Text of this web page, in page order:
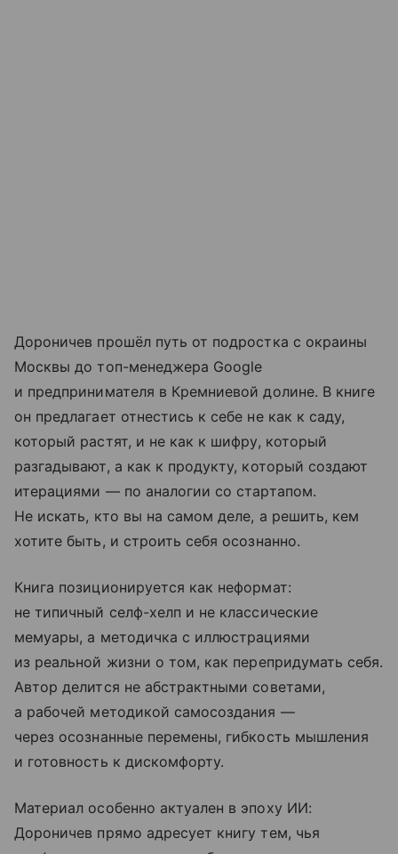
Дороничев прошёл путь от подростка с окраины
Москвы до топ-менеджера Google
и предпринимателя в Кремниевой долине. В книге
он предлагает отнестись к себе не как к саду,
который растят, и не как к шифру, который
разгадывают, а как к продукту, который создают
итерациями — по аналогии со стартапом.
Не искать, кто вы на самом деле, а решить, кем
хотите быть, и строить себя осознанно.
Книга позиционируется как неформат:
не типичный селф-хелп и не классические
мемуары, а методичка с иллюстрациями
из реальной жизни о том, как перепридумать себя.
Автор делится не абстрактными советами,
а рабочей методикой самосоздания —
через осознанные перемены, гибкость мышления
и готовность к дискомфорту.
Материал особенно актуален в эпоху ИИ:
Дороничев прямо адресует книгу тем, чья